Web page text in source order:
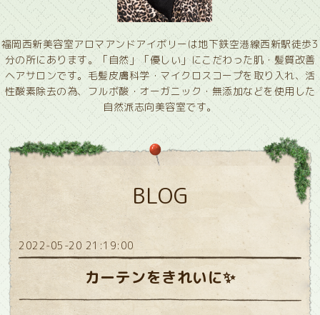
福岡西新美容室アロマアンドアイボリーは地下鉄空港線西新駅徒歩3
分の所にあります。「自然」「優しい」にこだわった肌・髪質改善
ヘアサロンです。毛髪皮膚科学・マイクロスコープを取り入れ、活
性酸素除去の為、フルボ酸・オーガニック・無添加などを使用した
自然派志向美容室です。
BLOG
2022-05-20 21:19:00
カーテンをきれいに✨